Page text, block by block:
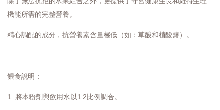
機能所需的完整營養。
精心調配的成分，抗營養素含量極低（如：草酸和植酸鹽）。
餵食說明：
1. 將本粉劑與飲用水以1:2比例調合。